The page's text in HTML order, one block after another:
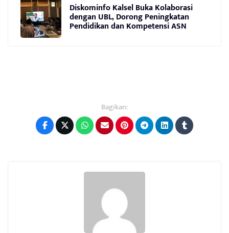
Diskominfo Kalsel Buka Kolaborasi
dengan UBL, Dorong Peningkatan
Pendidikan dan Kompetensi ASN
Bagikan: